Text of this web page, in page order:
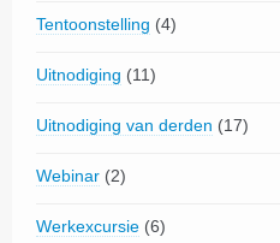
Tentoonstelling (4)
Uitnodiging (11)
Uitnodiging van derden (17)
Webinar (2)
Werkexcursie (6)